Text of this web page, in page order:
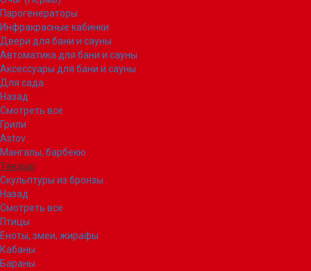
Парогенераторы
Инфракрасные кабинки
Двери для бани и сауны
Автоматика для бани и сауны
Аксессуары для бани и сауны
Для сада
Назад
Смотреть все
Грили
Astov
Мангалы, барбекю
Тандыр
Скульптуры из бронзы
Назад
Смотреть все
Птицы
Еноты, змеи, жирафы
Кабаны
Бараны